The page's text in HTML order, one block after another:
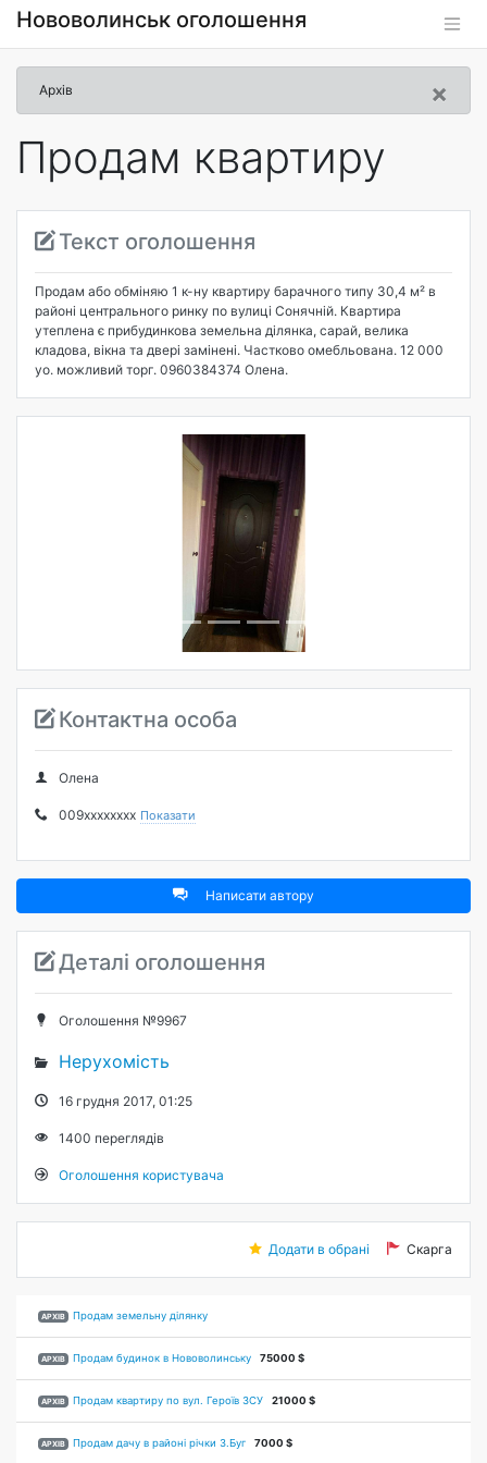
Нововолинськ оголошення
×
Архів
Продам квартиру
Текст оголошення
Продам або обміняю 1 к-ну квартиру барачного типу 30,4 м² в
районі центрального ринку по вулиці Сонячній. Квартира
утеплена є прибудинкова земельна ділянка, сарай, велика
кладова, вікна та двері замінені. Частково омебльована. 12 000
уо. можливий торг. 0960384374 Олена.
Контактна особа
Олена
009xxxxxxxx Показати
Написати автору
Деталі оголошення
Оголошення №9967
Нерухомість
16 грудня 2017, 01:25
1400 переглядів
Оголошення користувача
Скарга
Додати в обрані
АРХІВ Продам земельну ділянку
АРХІВ Продам будинок в Нововолинську 75000 $
АРХІВ Продам квартиру по вул. Героїв ЗСУ 21000 $
АРХІВ Продам дачу в районі річки З.Буг 7000 $